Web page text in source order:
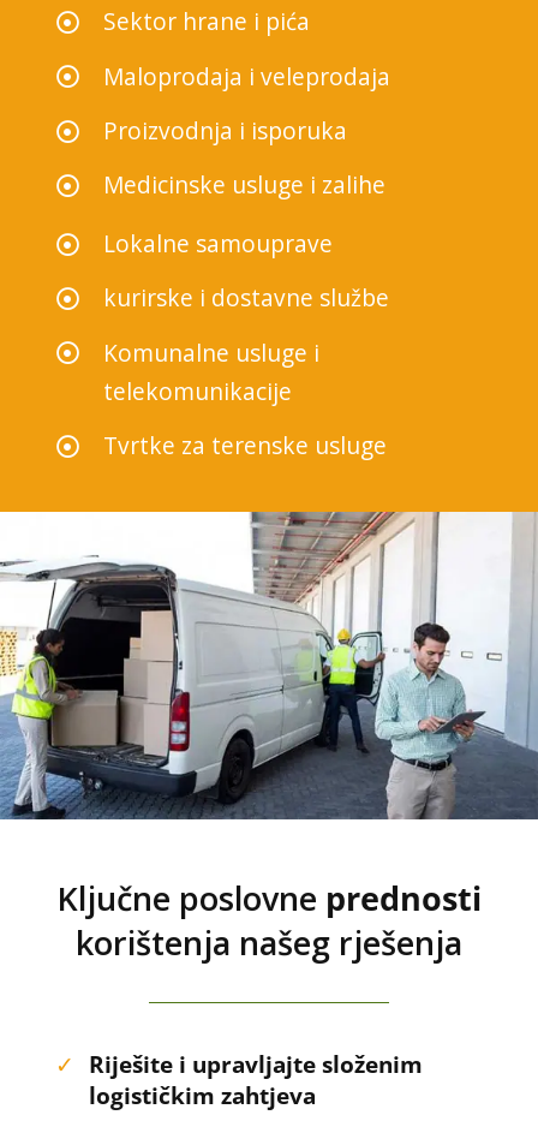
Sektor hrane i pića
Maloprodaja i veleprodaja
Proizvodnja i isporuka
Medicinske usluge i zalihe
Lokalne samouprave
kurirske i dostavne službe
Komunalne usluge i
telekomunikacije
Tvrtke za terenske usluge
Ključne poslovne prednosti
korištenja našeg rješenja
✓
Riješite i upravljajte složenim
logističkim zahtjeva